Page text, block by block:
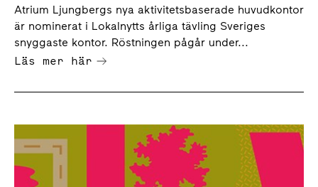
Atrium Ljungbergs nya aktivitetsbaserade huvudkontor
är nominerat i Lokalnytts årliga tävling Sveriges
snyggaste kontor. Röstningen pågår under...
Läs mer här